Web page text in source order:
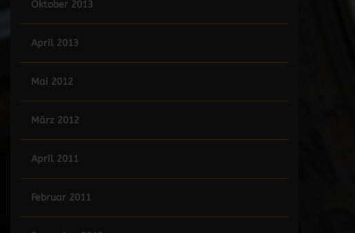
Oktober 2013
April 2013
Mai 2012
März 2012
April 2011
Februar 2011